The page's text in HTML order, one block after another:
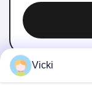
Vicki